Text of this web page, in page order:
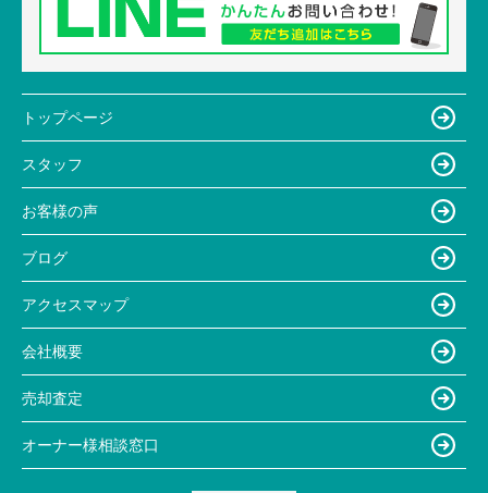
トップページ
スタッフ
お客様の声
ブログ
アクセスマップ
会社概要
売却査定
オーナー様相談窓口